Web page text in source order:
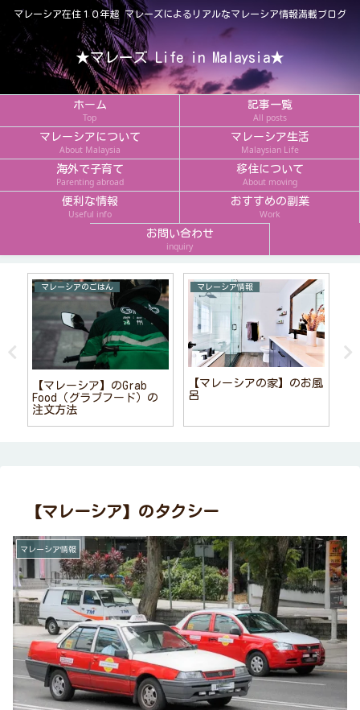
マレーシア在住１０年超 マレーズによるリアルなマレーシア情報満載ブログ
★マレーズ Life in Malaysia★
ホーム
Top
記事一覧
All posts
マレーシアについて
About Malaysia
マレーシア生活
Malaysian Life
海外で子育て
Parenting abroad
移住について
About moving
便利な情報
Useful info
おすすめの副業
Work
お問い合わせ
inquiry
マレーシアのごはん
【マレーシア】のGrab
Food（グラブフード）の
注文方法
マレーシア情報
【マレーシアの家】のお風
呂
【マレーシア】のタクシー
マレーシア情報